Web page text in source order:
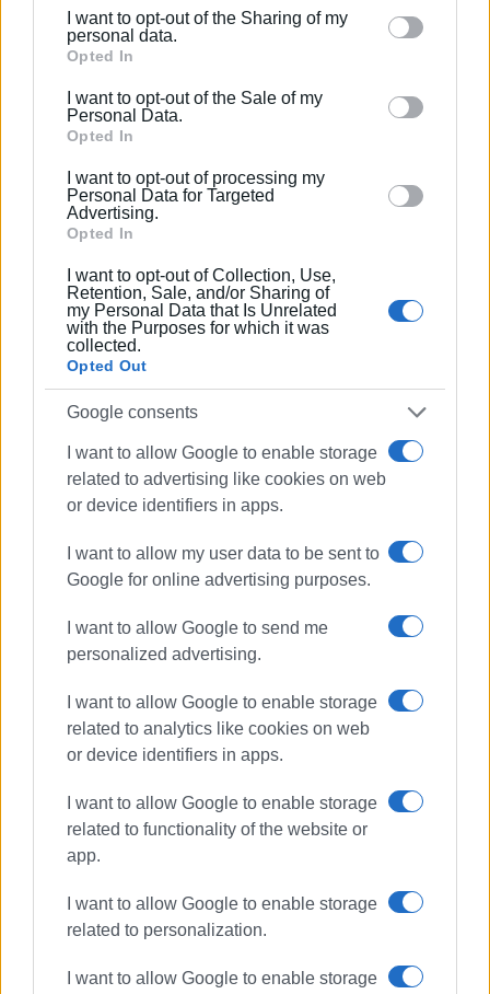
Please note that this website/app uses one or more
Google services and may gather and store information
behaviour. You may click to grant or deny consent to
Google and its third-party tags to use your data for
section.
I want to opt-out of the Sharing of my
personal data.
Opted In
I want to opt-out of the Sale of my
Personal Data.
Opted In
I want to opt-out of processing my
Personal Data for Targeted
Advertising.
Opted In
I want to opt-out of Collection, Use,
Retention, Sale, and/or Sharing of
my Personal Data that Is Unrelated
with the Purposes for which it was
collected.
Opted Out
Google consents
I want to allow Google to enable storage
related to advertising like cookies on web
or device identifiers in apps.
I want to allow my user data to be sent to
Google for online advertising purposes.
I want to allow Google to send me
personalized advertising.
I want to allow Google to enable storage
related to analytics like cookies on web
or device identifiers in apps.
I want to allow Google to enable storage
related to functionality of the website or
app.
I want to allow Google to enable storage
related to personalization.
I want to allow Google to enable storage
Ακολουθήστε το enimerosi στοFacebook
Συνδρομητές στο e-paper